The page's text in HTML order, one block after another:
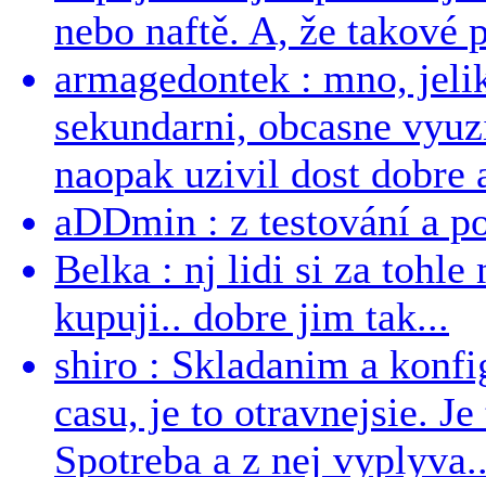
nebo naftě. A, že takové
armagedontek : mno,
sekundarni, obcasne
naopak uzivil dost dobre
aDDmin : z testování a
Belka : nj lidi si za tohle
kupuji.. dobre jim tak...
shiro : Skladanim a
casu, je to otravnejsie.
Spotreba a z nej